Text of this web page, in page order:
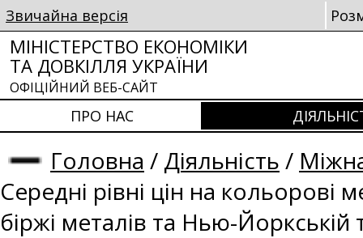
Звичайна версія
МІНІСТЕРСТВО ЕКОНОМІКИ
ТА ДОВКІЛЛЯ УКРАЇНИ
ОФІЦІЙНИЙ ВЕБ-САЙТ
ПРО НАС
Головна / Діяльність /
Середні рівні цін на кольорові
біржі металів та Нью-Йоркській